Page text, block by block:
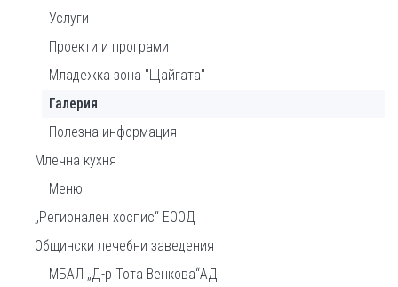
Услуги
Проекти и програми
Младежка зона "Щайгата"
Галерия
Полезна информация
Млечна кухня
Меню
„Регионален хоспис“ ЕООД
Общински лечебни заведения
МБАЛ „Д-р Тота Венкова“АД